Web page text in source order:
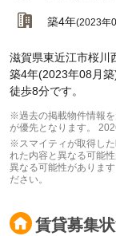
築4年(2023年
滋賀県東近江市桜川
築4年(2023年08月
徒歩8分です。
※過去の掲載物件情報
が優先となります。
※スマイティが取得し
れた内容と異なる可能
異なる可能性がありま
ださい。
賃貸募集